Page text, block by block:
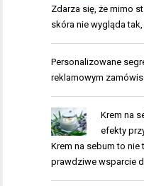
Zdarza się, że mimo
skóra nie wygląda
Personalizowane
reklamowym
Krem na
efekty
Krem na sebum to
prawdziwe wsparcie